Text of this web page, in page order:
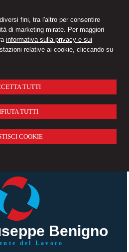
fini, tra l'altro per consentire
di marketing mirate. Per maggiori
informativa sulla privacy e sui
relative ai cookie, cliccando su
TUTTI
TUTTI
COOKIE
Benigno
del Lavoro